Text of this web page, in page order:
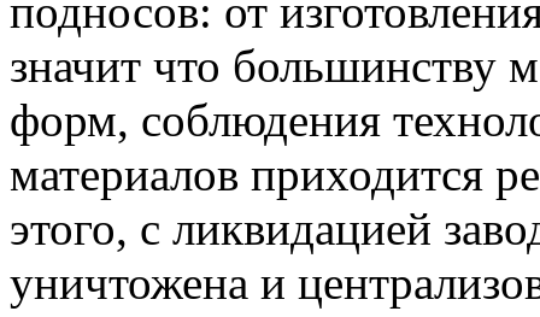
подносов: от
значит что большинству
форм, соблюдения
материалов приходится
этого, с ликвидацией
уничтожена и